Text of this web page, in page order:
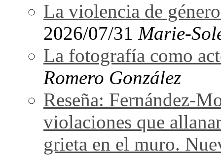
La violencia de
2026/07/31 Marie-
La fotografía como
Romero González
Reseña: Fernández-
violaciones que
grieta en el muro.